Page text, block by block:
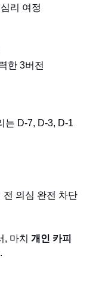
리 여정
한 3버전
는 D-7, D-3, D-1
전 의심 완전 차단
, 마치 개인 카피